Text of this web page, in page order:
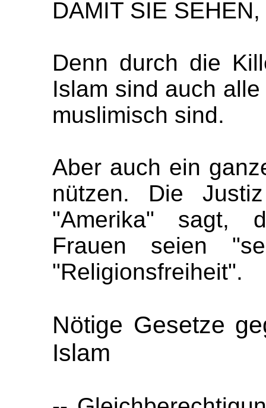
DAMIT SIE
Denn durch die
Islam sind auch
muslimisch sind.
Aber auch ein
nützen. Die
"Amerika" sagt,
Frauen seien
"Religionsfreiheit".
Nötige Gesetze
Islam